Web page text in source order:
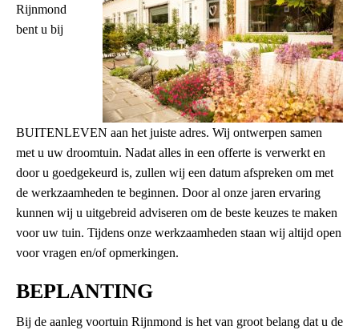
Rijnmond
bent u bij
BUITENLEVEN aan het juiste adres. Wij ontwerpen samen
met u uw droomtuin. Nadat alles in een offerte is verwerkt en
door u goedgekeurd is, zullen wij een datum afspreken om met
de werkzaamheden te beginnen. Door al onze jaren ervaring
kunnen wij u uitgebreid adviseren om de beste keuzes te maken
voor uw tuin. Tijdens onze werkzaamheden staan wij altijd open
voor vragen en/of opmerkingen.
BEPLANTING
Bij de aanleg voortuin Rijnmond is het van groot belang dat u de